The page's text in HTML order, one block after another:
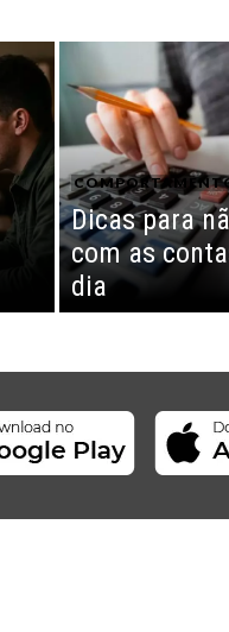
Dicas para
com as
dia